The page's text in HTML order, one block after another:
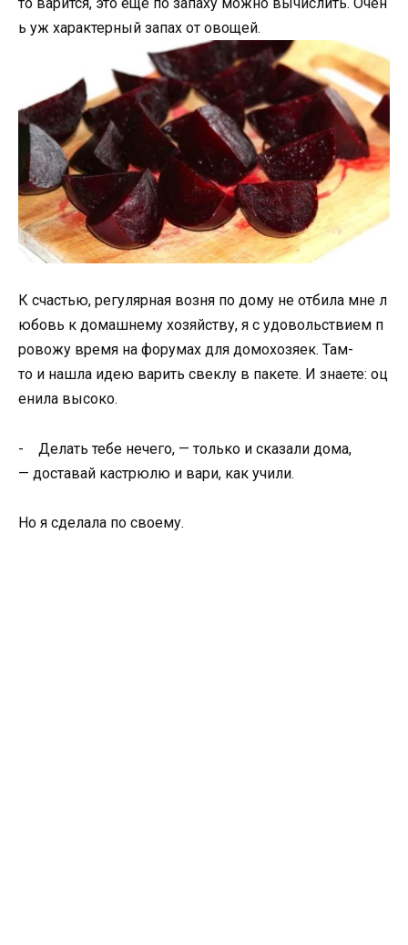
ь уж характерный запах от овощей.
К счастью, регулярная возня по дому не отбила мне л
юбовь к домашнему хозяйству, я с удовольствием п
ровожу время на форумах для домохозяек. Там-
то и нашла идею варить свеклу в пакете. И знаете: оц
енила высоко.
- Делать тебе нечего, — только и сказали дома,
— доставай кастрюлю и вари, как учили.
Но я сделала по своему.